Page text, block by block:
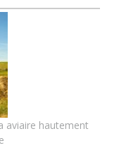
aviaire hautement